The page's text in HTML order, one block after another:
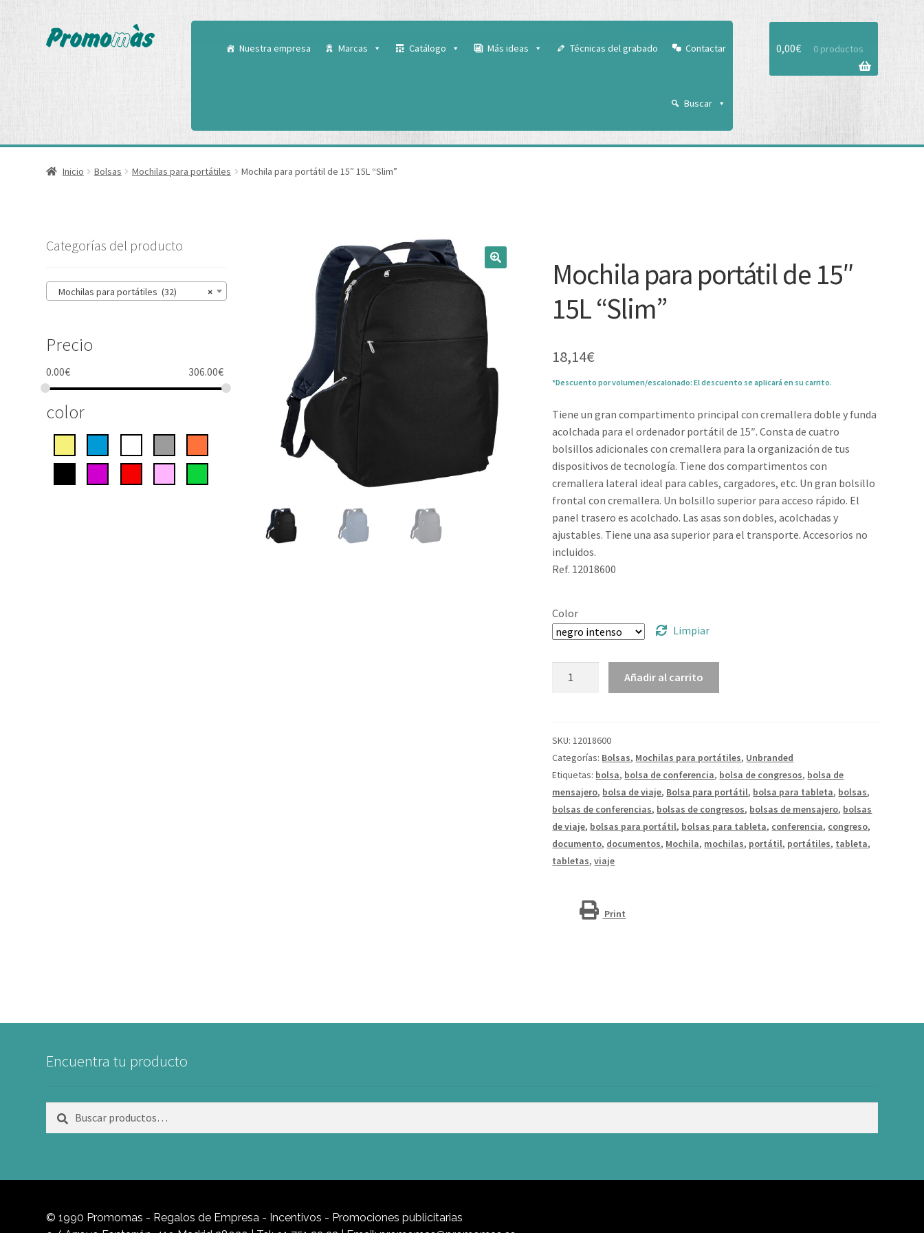
Nuestra empresa Marcas Catálogo Más ideas Técnicas del grabado Contactar
Buscar
0,00€ 0 productos
Inicio Bolsas Mochilas para portátiles Mochila para portátil de 15″ 15L “Slim”
Mochila para portátil de 15″
15L “Slim”
18,14€
*Descuento por volumen/escalonado: El descuento se aplicará en su carrito.
Tiene un gran compartimento principal con cremallera doble y funda
acolchada para el ordenador portátil de 15″. Consta de cuatro
bolsillos adicionales con cremallera para la organización de tus
dispositivos de tecnología. Tiene dos compartimentos con
cremallera lateral ideal para cables, cargadores, etc. Un gran bolsillo
frontal con cremallera. Un bolsillo superior para acceso rápido. El
panel trasero es acolchado. Las asas son dobles, acolchadas y
ajustables. Tiene una asa superior para el transporte. Accesorios no
incluidos.
Ref. 12018600
Color
Limpiar
15"
15L
"Slim"
cantidad
Añadir al carrito
SKU:12018600
Categorías: Bolsas, Mochilas para portátiles, Unbranded
Etiquetas: bolsa, bolsa de conferencia, bolsa de congresos, bolsa de
mensajero, bolsa de viaje, Bolsa para portátil, bolsa para tableta, bolsas,
bolsas de conferencias, bolsas de congresos, bolsas de mensajero, bolsas
de viaje, bolsas para portátil, bolsas para tableta, conferencia, congreso,
documento, documentos, Mochila, mochilas, portátil, portátiles, tableta,
tabletas,viaje
Print
Categorías del producto
×
Mochilas para portátiles (32)
Precio
0.00€ 306.00€
color
Encuentra tu producto
Buscar
Buscar
© 1990 Promomas - Regalos de Empresa - Incentivos - Promociones publicitarias
Aceptar